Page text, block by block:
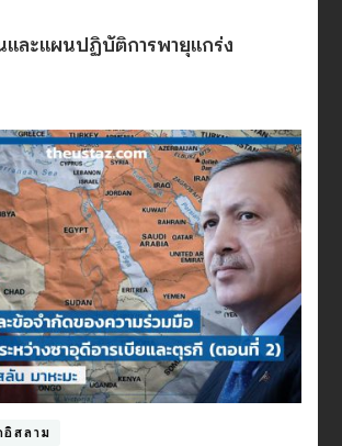
และแผนปฏิบัติการพายุแกร่ง
อิสลาม